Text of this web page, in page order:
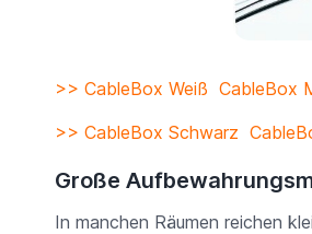
>> CableBox Weiß CableBox
>> CableBox Schwarz
Große
In manchen Räumen reichen